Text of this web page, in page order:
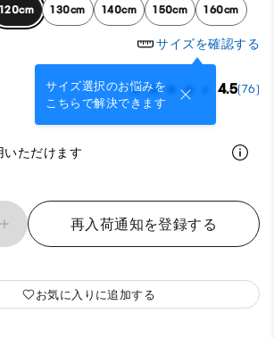
120cm 130cm 140cm 150cm 160cm
サイズを確認する
サイズ選択のお悩みを
こちらで解決できます
4.5(76)
いただけます
再入荷通知を登録する
お気に入りに追加する